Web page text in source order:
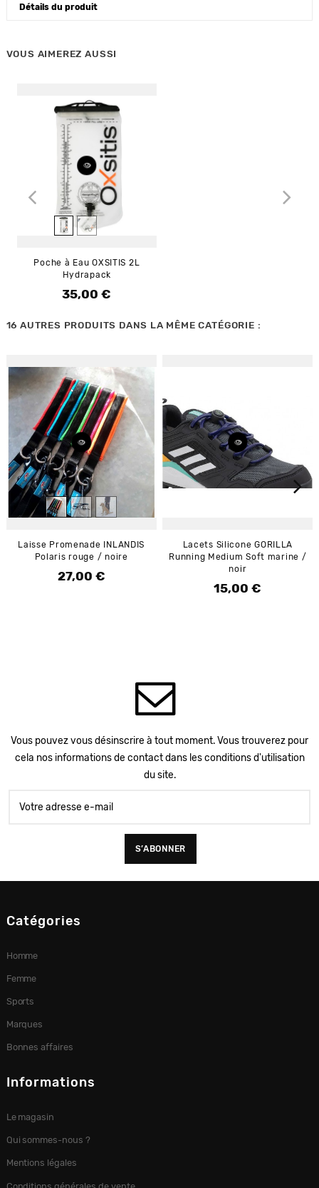
Détails du produit
VOUS AIMEREZ AUSSI
Poche à Eau OXSITIS 2L
Hydrapack
Prix
35,00 €
16 AUTRES PRODUITS DANS LA MÊME CATÉGORIE :
Laisse Promenade INLANDIS
Polaris rouge / noire
Prix
27,00 €
Lacets Silicone GORILLA
Running Medium Soft marine /
noir
Prix
15,00 €
Vous pouvez vous désinscrire à tout moment. Vous trouverez pour
cela nos informations de contact dans les conditions d'utilisation
du site.
Catégories
Homme
Femme
Sports
Marques
Bonnes affaires
Informations
Le magasin
Qui sommes-nous ?
Mentions légales